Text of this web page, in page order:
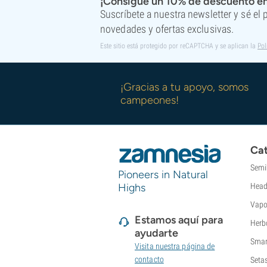
Suscríbete a nuestra newsletter y sé el
novedades y ofertas exclusivas.
Este sitio está protegido por reCAPTCHA y se aplican la
¡Gracias a tu apoyo, somos
campeones!
Pioneers in Natural
Highs
Estamos aquí para
ayudarte
Visita nuestra página de
contacto